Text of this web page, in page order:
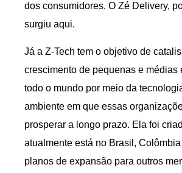
dos consumidores. O Zé Delivery,
surgiu aqui.
Já a Z-Tech tem o objetivo de
crescimento de pequenas e médias
todo o mundo por meio da
ambiente em que essas
prosperar a longo prazo. Ela foi
atualmente está no Brasil,
planos de expansão para outros